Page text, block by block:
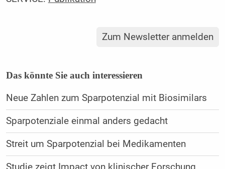
Zum Newsletter anmelden
Das könnte Sie auch interessieren
Neue Zahlen zum Sparpotenzial mit Biosimilars
Sparpotenziale einmal anders gedacht
Streit um Sparpotenzial bei Medikamenten